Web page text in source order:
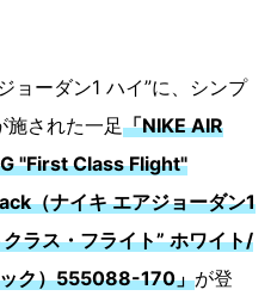
ョーダン1 ハイ”に、シンプ
施された一足「NIKE AIR
"First Class Flight"
（ナイキ エアジョーダン1
ラス・フライト” ホワイト/
ク）555088-170」が登